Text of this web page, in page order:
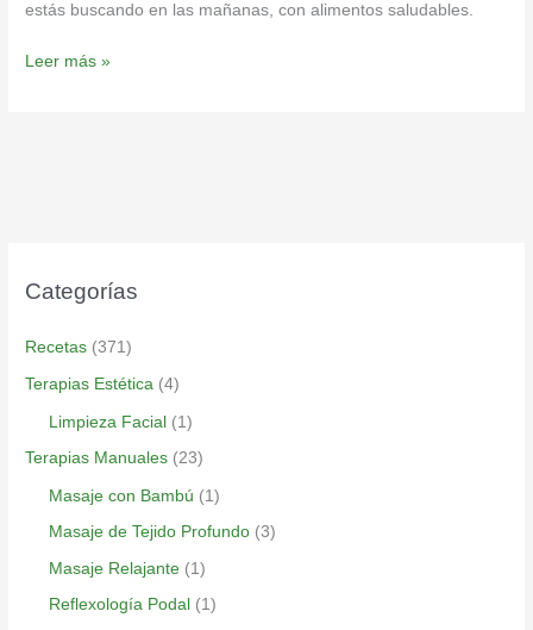
estás buscando en las mañanas, con alimentos saludables.
Leer más »
Categorías
Recetas (371)
Terapias Estética (4)
Limpieza Facial (1)
Terapias Manuales (23)
Masaje con Bambú (1)
Masaje de Tejido Profundo (3)
Masaje Relajante (1)
Reflexología Podal (1)